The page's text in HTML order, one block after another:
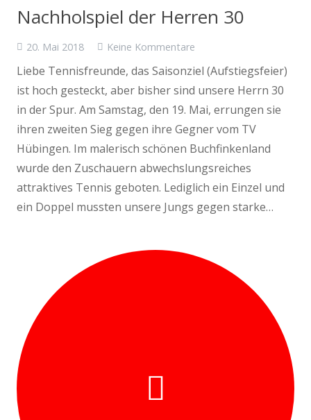
Nachholspiel der Herren 30
20. Mai 2018 Keine Kommentare
Liebe Tennisfreunde, das Saisonziel (Aufstiegsfeier)
ist hoch gesteckt, aber bisher sind unsere Herrn 30
in der Spur. Am Samstag, den 19. Mai, errungen sie
ihren zweiten Sieg gegen ihre Gegner vom TV
Hübingen. Im malerisch schönen Buchfinkenland
wurde den Zuschauern abwechslungsreiches
attraktives Tennis geboten. Lediglich ein Einzel und
ein Doppel mussten unsere Jungs gegen starke…